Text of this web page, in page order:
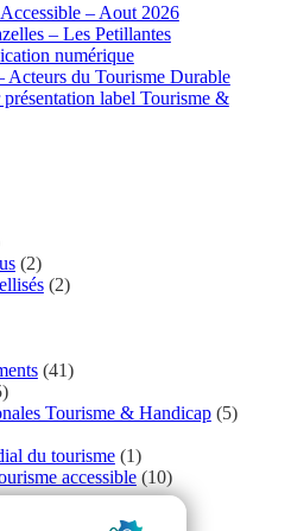
– Aout 2026
– Les Petillantes
numérique
Acteurs du Tourisme Durable
label Tourisme &
(2)
(2)
(41)
Tourisme & Handicap(5)
du tourisme(1)
accessible(10)
(1)